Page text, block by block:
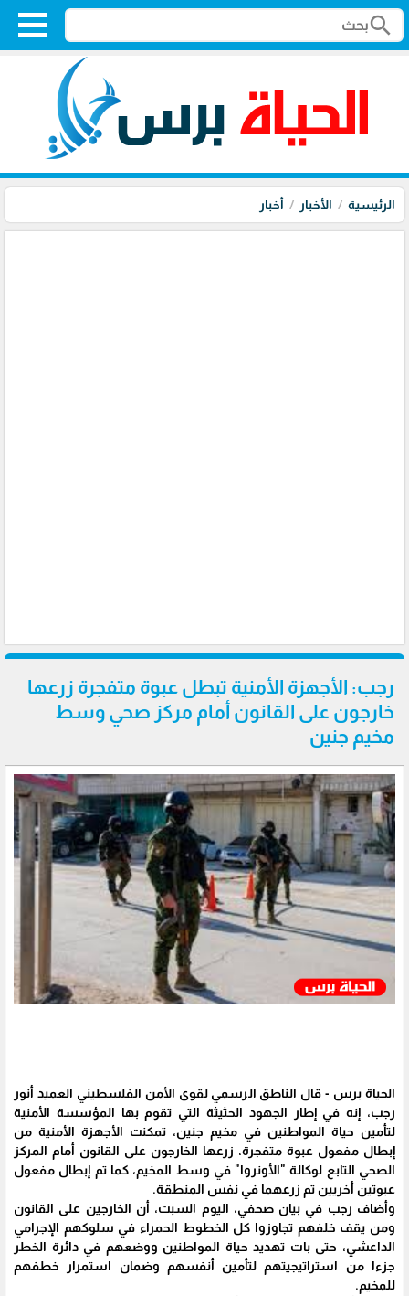
search
الرئيسية الأخبار أخبار
رجب: الأجهزة الأمنية تبطل عبوة متفجرة زرعها
خارجون على القانون أمام مركز صحي وسط
مخيم جنين
الحياة برس - قال الناطق الرسمي لقوى الأمن الفلسطيني العميد أنور
رجب، إنه في إطار الجهود الحثيثة التي تقوم بها المؤسسة الأمنية
لتأمين حياة المواطنين في مخيم جنين، تمكنت الأجهزة الأمنية من
إبطال مفعول عبوة متفجرة، زرعها الخارجون على القانون أمام المركز
الصحي التابع لوكالة "الأونروا" في وسط المخيم، كما تم إبطال مفعول
عبوتين أخريين تم زرعهما في نفس المنطقة.
وأضاف رجب في بيان صحفي، اليوم السبت، أن الخارجين على القانون
ومن يقف خلفهم تجاوزوا كل الخطوط الحمراء في سلوكهم الإجرامي
الداعشي، حتى بات تهديد حياة المواطنين ووضعهم في دائرة الخطر
جزءا من استراتيجيتهم لتأمين أنفسهم وضمان استمرار خطفهم
للمخيم.